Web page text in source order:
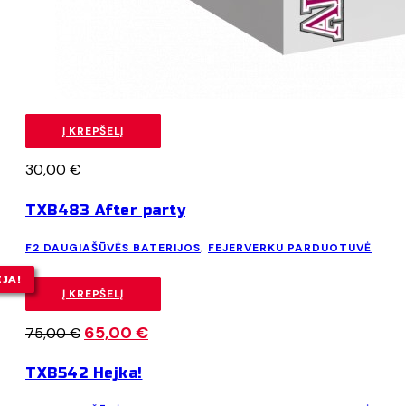
Į KREPŠELĮ
30,00 €
TXB483 After party
F2 DAUGIAŠŪVĖS BATERIJOS, FEJERVERKU PARDUOTUVĖ
Į KREPŠELĮ
75,00€ Original
was:
75,00 €.
65,00 €Current
TXB542 Hejka!